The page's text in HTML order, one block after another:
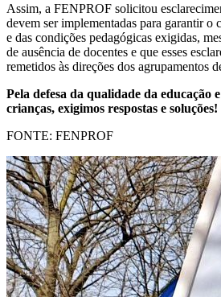
Assim, a FENPROF solicitou
devem ser implementadas para garantir o
e das condições pedagógicas exigidas,
de ausência de docentes e que esses
remetidos às direções dos agrupamentos
Pela defesa da qualidade da educação
crianças, exigimos respostas e soluções!
FONTE: FENPROF